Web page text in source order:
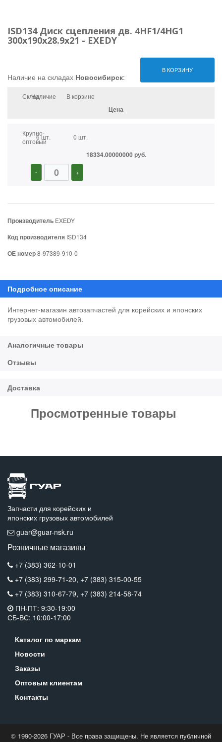
ISD134 Диск сцепления дв. 4HF1/4HG1
300х190х28.9х21 - EXEDY
В КОРЗИНУ
Наличие на складах Новосибирск:
СкладНаличие В корзине
Цена
Крупно-
оптовый
6 шт. 0 шт.
18334.00000000 руб.
- +
Производитель EXEDY
Код производителя ISD134
ОЕ номер8-97389-910-0
Интернет-магазин автозапчастей для корейских и японских
грузовых автомобилей.
Просмотренные товары
Запчасти для корейских и
японских грузовых автомобилей
guar@guar-nsk.ru
Розничные магазины
+7 (383) 362-10-01
+7 (383) 299-71-20, +7 (383) 315-00-55
+7 (383) 310-67-79, +7 (383) 214-58-74
ПН-ПТ: 9:30-19:00
СБ-ВС: 10:00-17:00
Каталог по маркам
Новости
Заказы
Оптовым клиентам
Контакты
© 1990-2026 ГУАР - Все права защищены. Не является публичной